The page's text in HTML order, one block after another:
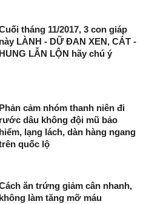
tháng 11/2017, 3 con giáp
này LÀNH - DỮ ĐAN XEN, CÁT -
HUNG LẪN LỘN hãy chú ý
Phản cảm nhóm thanh niên đi
rước dâu không đội mũ bảo
hiểm, lạng lách, dàn hàng ngang
quốc lộ
ăn trứng giảm cân nhanh,
không làm tăng mỡ máu